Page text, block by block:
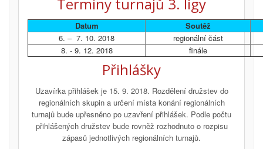
Termíny turnajů 3. ligy
Datum
Soutěž
6. – 7. 10. 2018
regionální část
8. - 9. 12. 2018
finále
Přihlášky
Uzavírka přihlášek je 15. 9. 2018. Rozdělení družstev do
regionálních skupin a určení místa konání regionálních
turnajů bude upřesněno po uzavření přihlášek. Podle počtu
přihlášených družstev bude rovněž rozhodnuto o rozpisu
zápasů jednotlivých regionálních turnajů.